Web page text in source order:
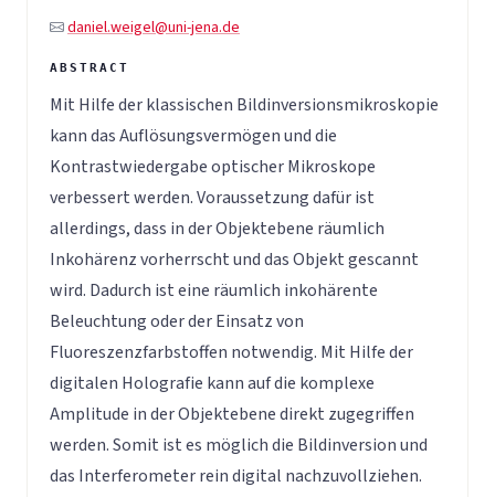
daniel.weigel@uni-jena.de
Mit Hilfe der klassischen Bildinversionsmikroskopie
kann das Auflösungsvermögen und die
Kontrastwiedergabe optischer Mikroskope
verbessert werden. Voraussetzung dafür ist
allerdings, dass in der Objektebene räumlich
Inkohärenz vorherrscht und das Objekt gescannt
wird. Dadurch ist eine räumlich inkohärente
Beleuchtung oder der Einsatz von
Fluoreszenzfarbstoffen notwendig. Mit Hilfe der
digitalen Holografie kann auf die komplexe
Amplitude in der Objektebene direkt zugegriffen
werden. Somit ist es möglich die Bildinversion und
das Interferometer rein digital nachzuvollziehen.